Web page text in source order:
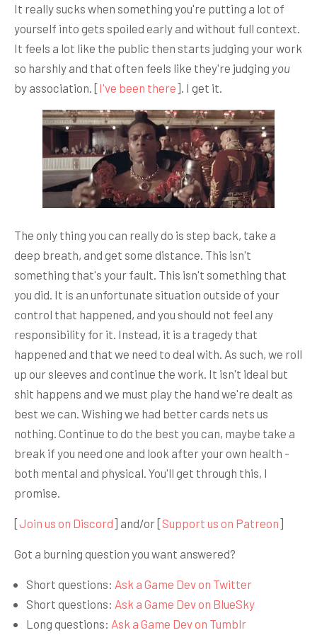
It really sucks when something you're putting a lot of
yourself into gets spoiled early and without full context.
It feels a lot like the public then starts judging your work
so harshly and that often feels like they're judging you
by association. [I've been there]. I get it.
The only thing you can really do is step back, take a
deep breath, and get some distance. This isn't
something that's your fault. This isn't something that
you did. It is an unfortunate situation outside of your
control that happened, and you should not feel any
responsibility for it. Instead, it is a tragedy that
happened and that we need to deal with. As such, we roll
up our sleeves and continue the work. It isn't ideal but
shit happens and we must play the hand we're dealt as
best we can. Wishing we had better cards nets us
nothing. Continue to do the best you can, maybe take a
break if you need one and look after your own health -
both mental and physical. You'll get through this, I
promise.
[Join us on Discord] and/or [Support us on Patreon]
Got a burning question you want answered?
Short questions: Ask a Game Dev on Twitter
Short questions: Ask a Game Dev on BlueSky
Long questions: Ask a Game Dev on Tumblr